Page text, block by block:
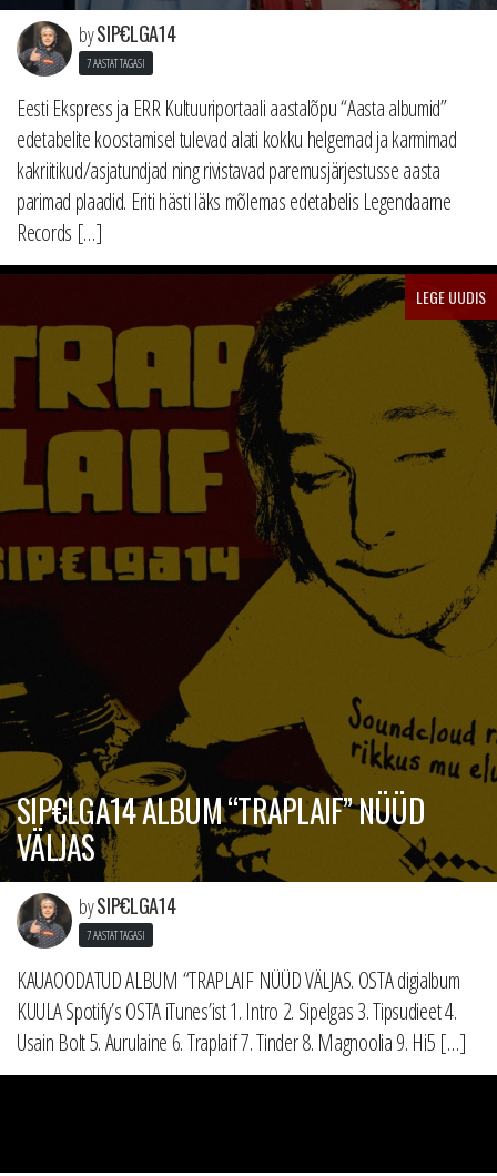
bySIP€LGA14
7 AASTAT TAGASI
Eesti Ekspress ja ERR Kultuuriportaali aastalõpu “Aasta albumid”
edetabelite koostamisel tulevad alati kokku helgemad ja karmimad
kakriitikud/asjatundjad ning rivistavad paremusjärjestusse aasta
parimad plaadid. Eriti hästi läks mõlemas edetabelis Legendaarne
Records […]
LEGE UUDIS
SIP€LGA14 ALBUM “TRAPLAIF” NÜÜD
VÄLJAS
bySIP€LGA14
7 AASTAT TAGASI
KAUAOODATUD ALBUM “TRAPLAIF NÜÜD VÄLJAS. OSTA digialbum
KUULA Spotify’s OSTA iTunes’ist 1. Intro 2. Sipelgas 3. Tipsudieet 4.
Usain Bolt 5. Aurulaine 6. Traplaif 7. Tinder 8. Magnoolia 9. Hi5 […]